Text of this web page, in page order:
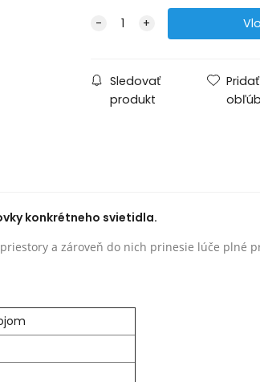
Sledovať
produkt
konkrétneho svietidla.
a zároveň do nich prinesie lúče plné